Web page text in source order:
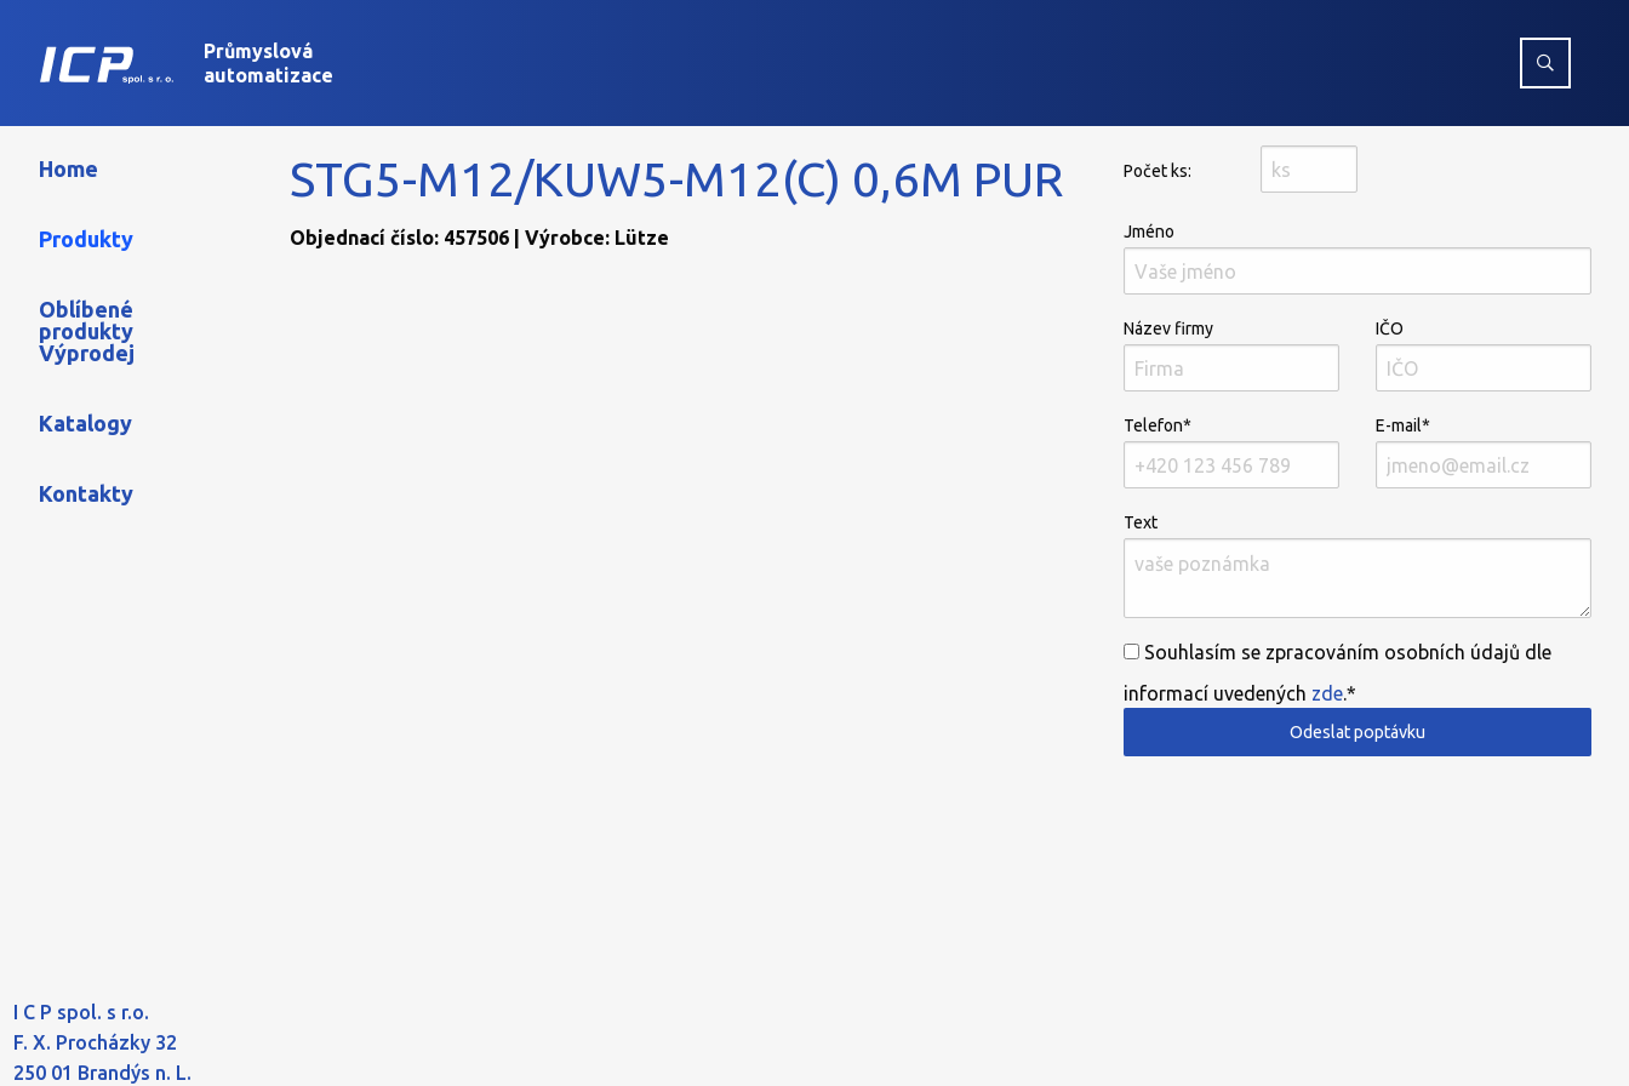
Průmyslová
automatizace
Home
Produkty
Oblíbené
produkty
Výprodej
Katalogy
Kontakty
I C P spol. s r.o.
F. X. Procházky 32
250 01 Brandýs n. L.
STG5-M12/KUW5-M12(C) 0,6M PUR
Objednací číslo: 457506 | Výrobce: Lütze
Počet ks:
Jméno
Název firmy IČO
Telefon* E-mail*
Text
Souhlasím se zpracováním osobních údajů dle
informací uvedených zde.*